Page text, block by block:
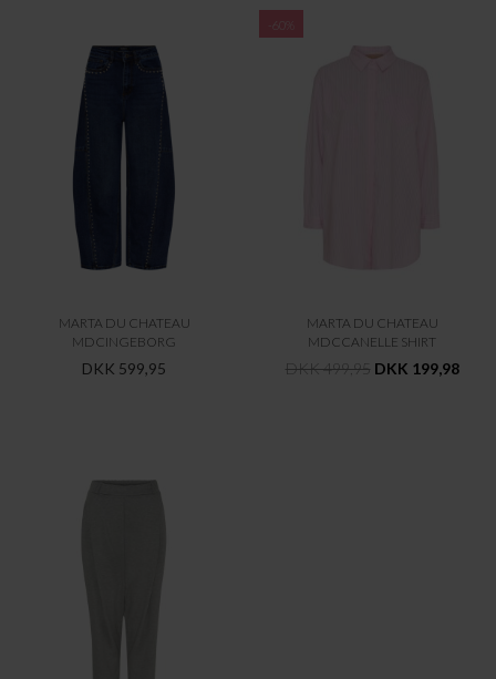
MARTA DU CHATEAU
MDCINGEBORG
DKK 599,95
-60%
MARTA DU CHATEAU
MDCCANELLE SHIRT
DKK 499,95 DKK 199,98